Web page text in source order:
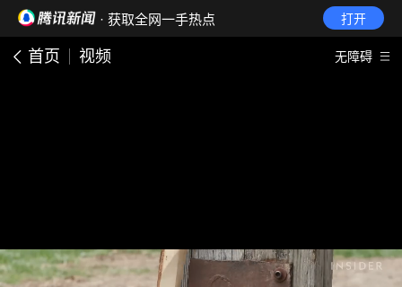
· 获取全网一手热点 打开
首页 视频 无障碍